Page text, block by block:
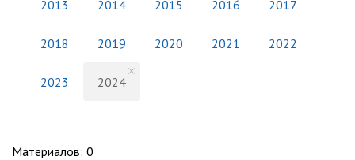
2013 2014 2015 2016 2017
2018 2019 2020 2021 2022
2023 2024
Материалов: 0